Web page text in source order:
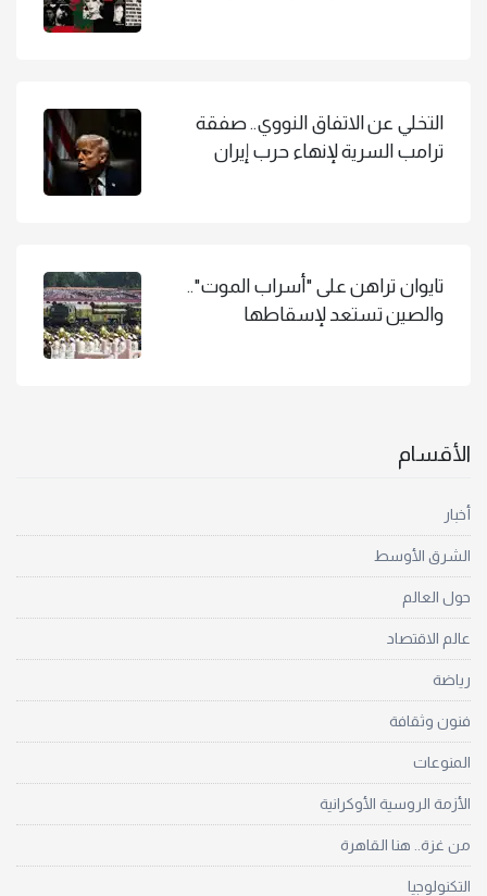
التخلي عن الاتفاق النووي.. صفقة
ترامب السرية لإنهاء حرب إيران
تايوان تراهن على "أسراب الموت"..
والصين تستعد لإسقاطها
الأقسام
أخبار
الشرق الأوسط
حول العالم
عالم الاقتصاد
رياضة
فنون وثقافة
المنوعات
الأزمة الروسية الأوكرانية
من غزة.. هنا القاهرة
التكنولوجيا